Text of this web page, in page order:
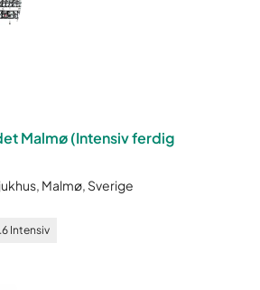
Malmø (Intensiv ferdig
Malmø, Sverige
Intensiv